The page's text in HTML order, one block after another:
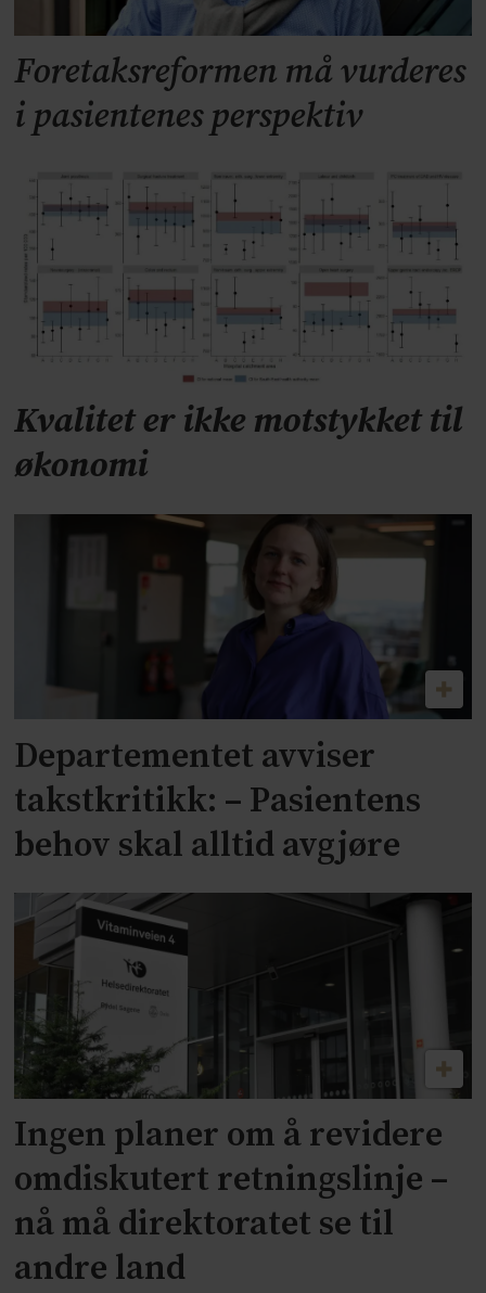
Foretaksreformen må vurderes
i pasientenes perspektiv
Kvalitet er ikke motstykket til
økonomi
Departementet avviser
takstkritikk: – Pasientens
behov skal alltid avgjøre
Ingen planer om å revidere
omdiskutert retningslinje –
nå må direktoratet se til
andre land